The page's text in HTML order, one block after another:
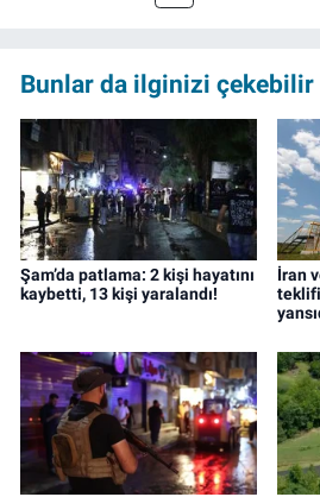
Meslek hayatına
Bunlar da ilginizi çekebilir
Şam’da patlama: 2 kişi hayatını
kaybetti, 13 kişi yaralandı!
İran